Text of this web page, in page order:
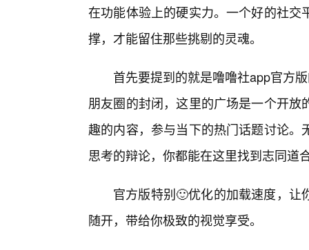
在功能体验上的硬实力。一个好的社
撑，才能留住那些挑剔的灵魂。
首先要提到的就是噜噜社app官方
朋友圈的封闭，这里的广场是一个开
趣的内容，参与当下的热门话题讨论
思考的辩论，你都能在这里找到志同道
官方版特别🙂优化的加载速度，
随开，带给你极致的视觉享受。